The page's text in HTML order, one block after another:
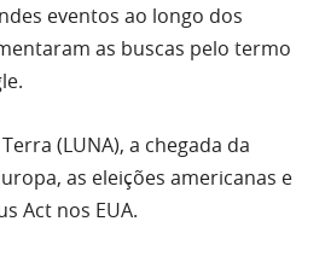
eventos ao longo dos
as buscas pelo termo
(LUNA), a chegada da
as eleições americanas e
Act nos EUA.